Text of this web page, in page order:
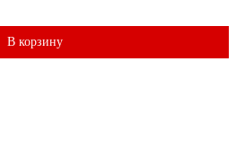
В корзину